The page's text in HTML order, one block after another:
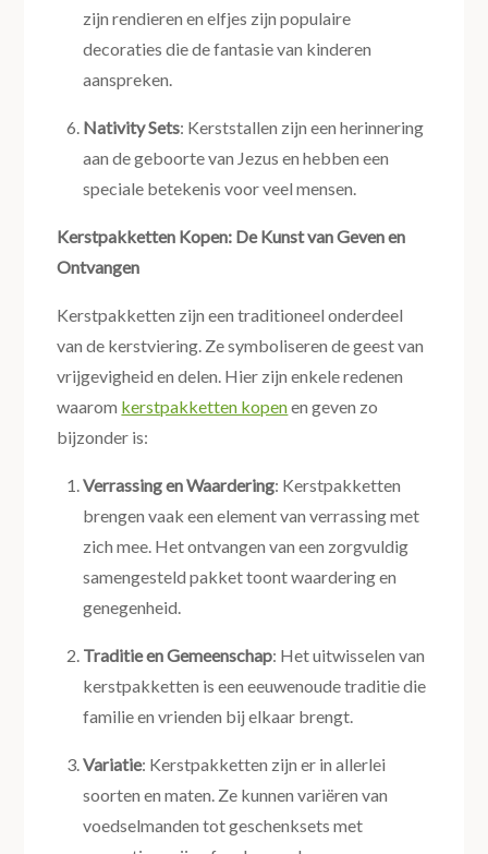
zijn rendieren en elfjes zijn populaire
decoraties die de fantasie van kinderen
aanspreken.
Nativity Sets: Kerststallen zijn een herinnering
aan de geboorte van Jezus en hebben een
speciale betekenis voor veel mensen.
Kerstpakketten Kopen: De Kunst van Geven en
Ontvangen
Kerstpakketten zijn een traditioneel onderdeel
van de kerstviering. Ze symboliseren de geest van
vrijgevigheid en delen. Hier zijn enkele redenen
waarom kerstpakketten kopenen geven zo
bijzonder is:
Verrassing en Waardering: Kerstpakketten
brengen vaak een element van verrassing met
zich mee. Het ontvangen van een zorgvuldig
samengesteld pakket toont waardering en
genegenheid.
Traditie en Gemeenschap: Het uitwisselen van
kerstpakketten is een eeuwenoude traditie die
familie en vrienden bij elkaar brengt.
Variatie: Kerstpakketten zijn er in allerlei
soorten en maten. Ze kunnen variëren van
voedselmanden tot geschenksets met